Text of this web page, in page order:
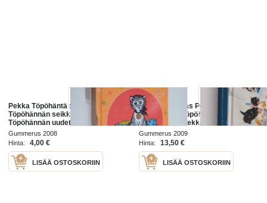
Pekka Töpöhäntä : Pekka
Töpöhännän seikkailut : Pekka
Töpöhännän uudet seikkailut :
Pekka Töpöhäntä Amerikassa :
Mitenkähän Pekka Töpöhännän
käy? : Pekka Töpöhänt...
Gummerus 2008
Hinta:
4,00 €
LISÄÄ OSTOSKORIIN
Maailman paras Pekka Töpöhäntä :
kirjat Pekka Töpöhäntä pääsee
pälkähästä ; Pekka Töpöhäntä ja
Mauri Mäyräkoira ; Kiri kiri, Pekka
Töpöhäntä ; Pekka Töpöhäntä ja ...
Gummerus 2009
Hinta:
13,50 €
LISÄÄ OSTOSKORIIN